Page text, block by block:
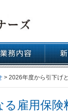
月次巡回監査
決算前検討会
決算申告
財務分析
経営計画書作成
資金繰り
スクマネジメント
企業継承
相続
確定申告
資産運用
> 2026年度から引下げ
雇用保